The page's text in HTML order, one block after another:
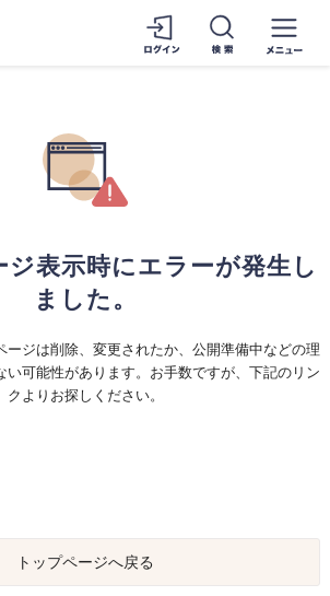
表示時にエラーが発生し
ました。
ージは削除、変更されたか、公開準備中などの理
い可能性があります。お手数ですが、下記のリン
クよりお探しください。
トップページへ戻る